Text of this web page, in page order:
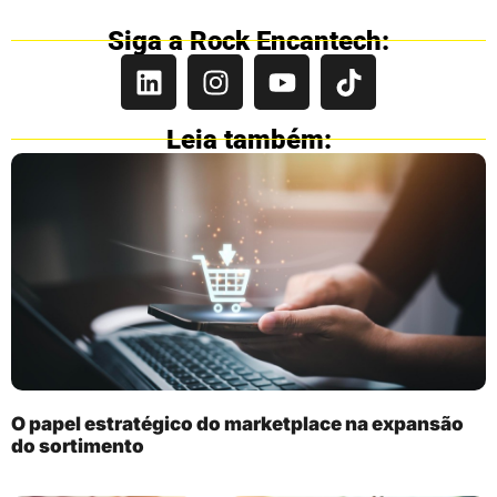
Siga a Rock Encantech:
Leia também:
O papel estratégico do marketplace na expansão
do sortimento